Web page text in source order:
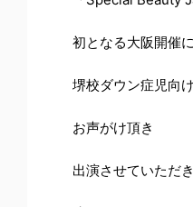
初となる大阪開催に
堺校ダウン症児向
お声がけ頂き
出演させていただ